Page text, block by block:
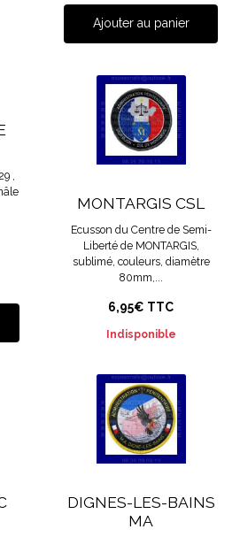
Ajouter au panier
,
MONTARGIS CSL
Ecusson du Centre de Semi-
Liberté de MONTARGIS,
sublimé, couleurs, diamètre
80mm,...
6,95€ TTC
Indisponible
DIGNES-LES-BAINS
MA